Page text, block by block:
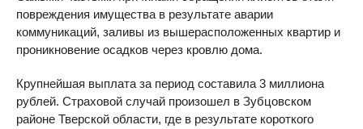
повреждения имущества в результате аварии
коммуникаций, заливы из вышерасположенных квартир и
проникновение осадков через кровлю дома.
Крупнейшая выплата за период составила 3 миллиона
рублей. Страховой случай произошел в Зубцовском
районе Тверской области, где в результате короткого